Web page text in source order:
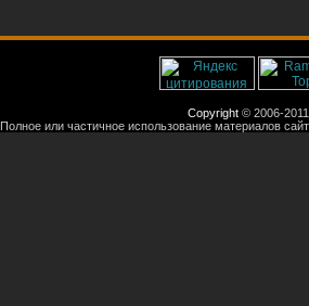
Copyright © 2006-
Полное или частичное использование материалов